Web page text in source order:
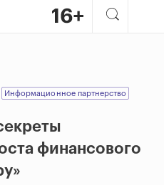
Информационное партнерство
финансового